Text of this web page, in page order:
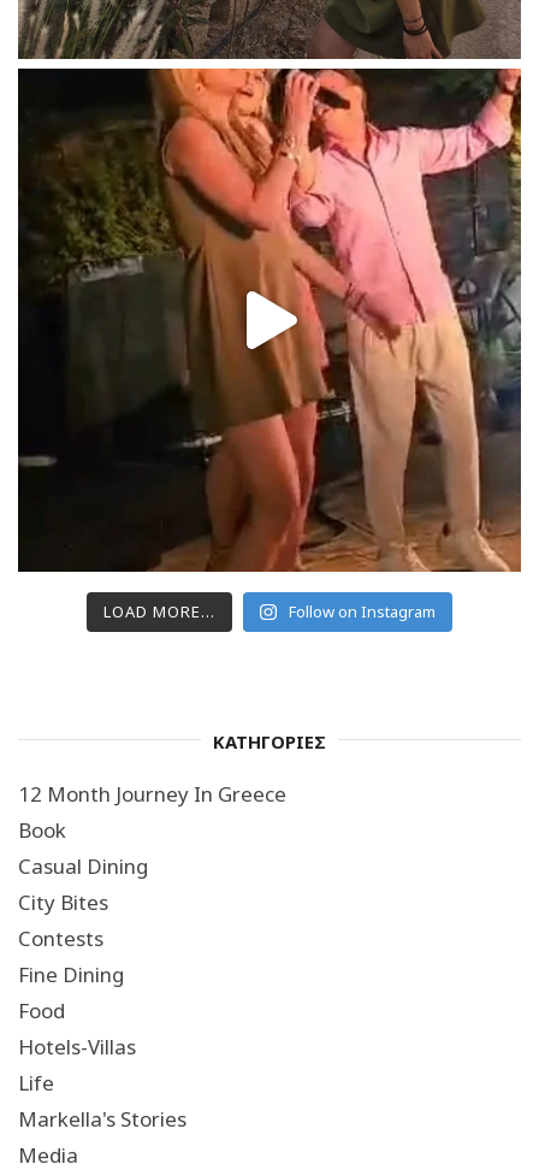
LOAD MORE... Follow on Instagram
ΚΑΤΗΓΟΡΙΕΣ
12 Month Journey In Greece
Book
Casual Dining
City Bites
Contests
Fine Dining
Food
Hotels-Villas
Life
Markella's Stories
Media